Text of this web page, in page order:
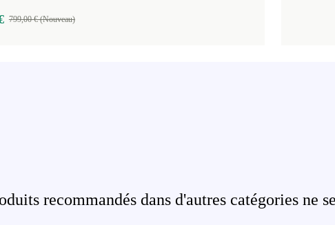
799,00 € (Nouveau)
recommandés dans d'autres catégories ne